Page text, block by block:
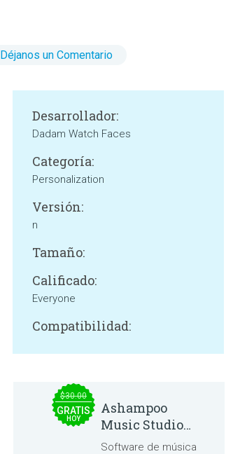
Déjanos un Comentario
Desarrollador:
Dadam Watch Faces
Categoría:
Personalization
Versión:
n
Tamaño:
Calificado:
Everyone
Compatibilidad:
$30.00
GRATIS
HOY
Ashampoo
Music Studio
2025
Software de música